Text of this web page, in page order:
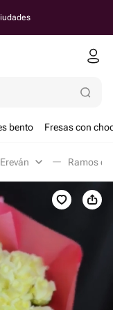
bento Fresas con
Ramos